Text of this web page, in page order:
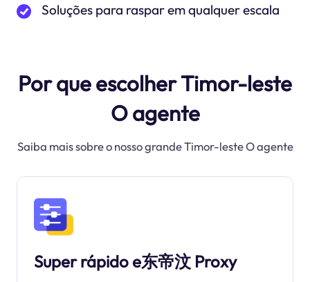
Soluções para raspar em qualquer escala
Por que escolher Timor-leste
O agente
Saiba mais sobre o nosso grande Timor-leste O agente
Super rápido e东帝汶 Proxy